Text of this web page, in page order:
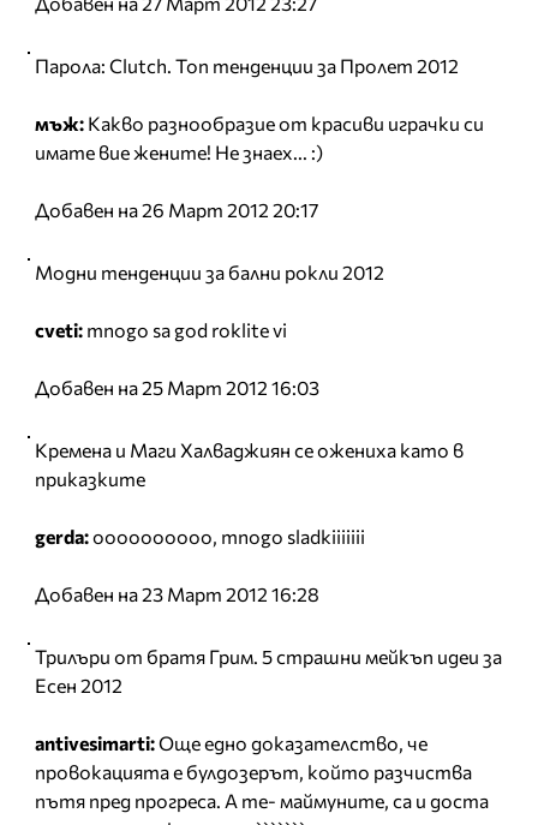
Парола: Clutch. Топ тенденции за Пролет 2012
мъж: Какво разнообразие от красиви играчки си
имате вие жените! Не знаех... :)
Добавен на 26 Март 2012 20:17
Модни тенденции за бални рокли 2012
cveti: mnogo sa god roklite vi
Добавен на 25 Март 2012 16:03
Кремена и Маги Халваджиян се ожениха като в
приказките
gerda:oooooooooo, mnogo sladkiiiiiii
Добавен на 23 Март 2012 16:28
Трилъри от братя Грим. 5 страшни мейкъп идеи за
Есен 2012
antivesimarti:Още едно доказателство, че
провокацията е булдозерът, който разчиства
пътя пред прогреса. А те- маймуните, са и доста